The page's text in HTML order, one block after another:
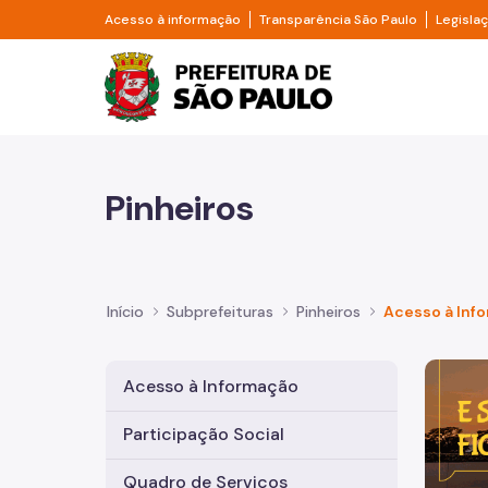
Pular para o Conteúdo principal
Acesso à informação Divisor de acesso à informação
Transparência São Paulo Divisor
Prefeitura de São
Pinheiros
Início Subprefeituras Pinheiros Acesso à
Acesso à Informação
Participação Social
Quadro de Serviços